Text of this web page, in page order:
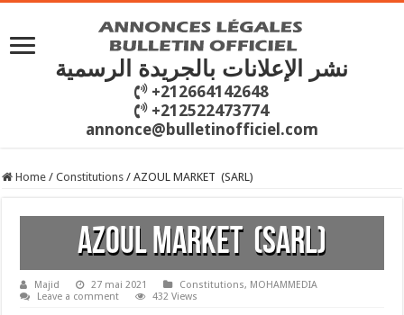
نشر الإعلانات بالجريدة الرسمية
+212664142648
+212522473774
annonce@bulletinofficiel.com
Home / Constitutions / AZOUL MARKET (SARL)
AZOUL MARKET (SARL)
Majid 27 mai 2021 Constitutions, MOHAMMEDIA
Leave a comment
432 Views